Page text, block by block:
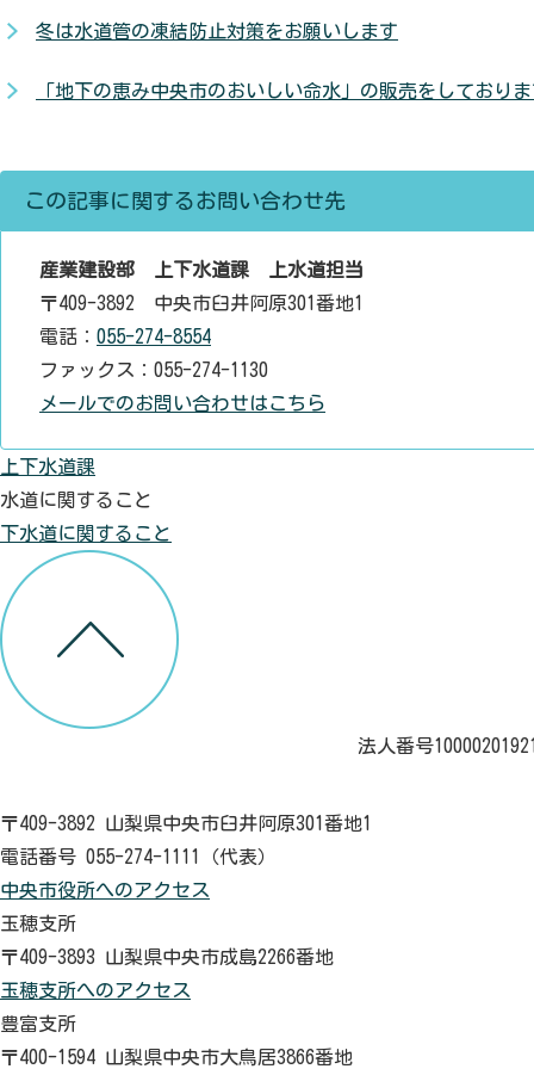
冬は水道管の凍結防止対策をお願いします
「地下の恵み中央市のおいしい命水」の販売をしており
この記事に関するお問い合わせ先
産業建設部 上下水道課 上水道担当
〒409-3892 中央市臼井阿原301番地1
電話： 055-274-8554
ファックス：055-274-1130
メールでのお問い合わせはこちら
上下水道課
水道に関すること
下水道に関すること
法人番号
〒409-3892 山梨県中央市臼井阿原301番地1
電話番号 055-274-1111（代表）
中央市役所へのアクセス
玉穂支所
〒409-3893 山梨県中央市成島2266番地
玉穂支所へのアクセス
豊富支所
〒400-1594 山梨県中央市大鳥居3866番地